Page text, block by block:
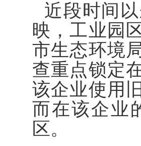
近段时间
映，工业园
市生态环境
查重点锁定
该企业使用
而在该企业
区。